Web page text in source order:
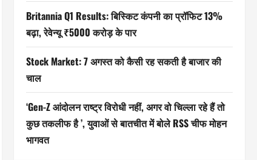
Britannia Q1 Results: बिस्किट कंपनी का प्रॉफिट 13%
बढ़ा, रेवेन्यू ₹5000 करोड़ के पार
Stock Market: 7 अगस्त को कैसी रह सकती है बाजार की
चाल
‘Gen-Z आंदोलन राष्ट्र विरोधी नहीं, अगर वो चिल्ला रहे हैं तो
कुछ तकलीफ है ’, युवाओं से बातचीत में बोले RSS चीफ मोहन
भागवत